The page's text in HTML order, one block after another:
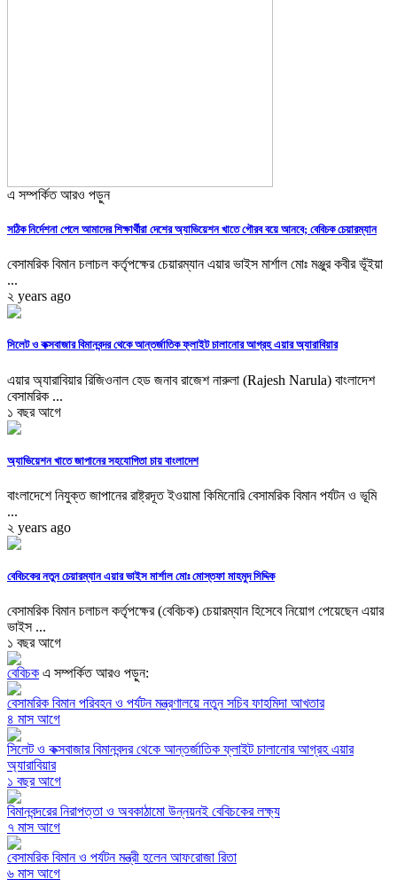
এ সম্পর্কিত আরও পড়ুন
সঠিক নির্দেশনা পেলে আমাদের শিক্ষার্থীরা দেশের অ্যাভিয়েশন খাতে গৌরব বয়ে আনবে; বেবিচক চেয়ারম্যান
বেসামরিক বিমান চলাচল কর্তৃপক্ষের চেয়ারম্যান এয়ার ভাইস মার্শাল মোঃ মঞ্জুর কবীর ভূঁইয়া
...
২ years ago
সিলেট ও কক্সবাজার বিমানবন্দর থেকে আন্তর্জাতিক ফ্লাইট চালানোর আগ্রহ এয়ার অ্যারাবিয়ার
এয়ার অ্যারাবিয়ার রিজিওনাল হেড জনাব রাজেশ নারুলা (Rajesh Narula) বাংলাদেশ
বেসামরিক ...
১ বছর আগে
অ্যাভিয়েশন খাতে জাপানের সহযোগিতা চায় বাংলাদেশ
বাংলাদেশে নিযুক্ত জাপানের রাষ্ট্রদূত ইওয়ামা কিমিনোরি বেসামরিক বিমান পর্যটন ও ভূমি
...
২ years ago
বেবিচকের নতুন চেয়ারম্যান এয়ার ভাইস মার্শাল মোঃ মোস্তফা মাহমুদ সিদ্দিক
বেসামরিক বিমান চলাচল কর্তৃপক্ষের (বেবিচক) চেয়ারম্যান হিসেবে নিয়োগ পেয়েছেন এয়ার
ভাইস ...
১ বছর আগে
বেবিচক এ সম্পর্কিত আরও পড়ুন:
বেসামরিক বিমান পরিবহন ও পর্যটন মন্ত্রণালয়ে নতুন সচিব ফাহমিদা আখতার
৪ মাস আগে
সিলেট ও কক্সবাজার বিমানবন্দর থেকে আন্তর্জাতিক ফ্লাইট চালানোর আগ্রহ এয়ার
অ্যারাবিয়ার
১ বছর আগে
বিমানবন্দরের নিরাপত্তা ও অবকাঠামো উন্নয়নই বেবিচকের লক্ষ্য
৭ মাস আগে
বেসামরিক বিমান ও পর্যটন মন্ত্রী হলেন আফরোজা রিতা
৬ মাস আগে